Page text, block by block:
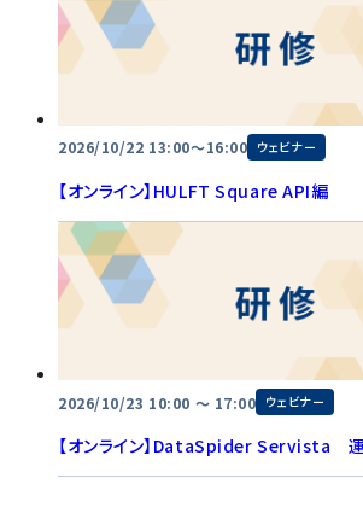
2026/10/22 13:00～16:00 ウェビナー
【オンライン】HULFT Square API編
2026/10/23 10:00 〜 17:00 ウェビナー
【オンライン】DataSpider Servista